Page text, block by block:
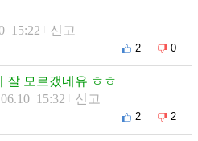
15:22 신고
2 0
잘 모르갰네유 ㅎㅎ
15:32 신고
2 2